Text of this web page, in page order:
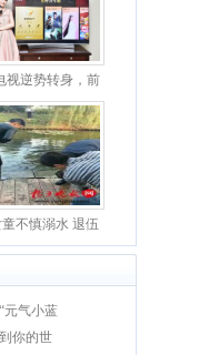
视逆势转身，前
十月
不慎溺水 退伍
武警
元气小蓝
你的世